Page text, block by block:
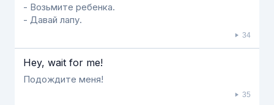
- Возьмите ребенка.
- Давай лапу.
34
Hey, wait for me!
Подождите меня!
35